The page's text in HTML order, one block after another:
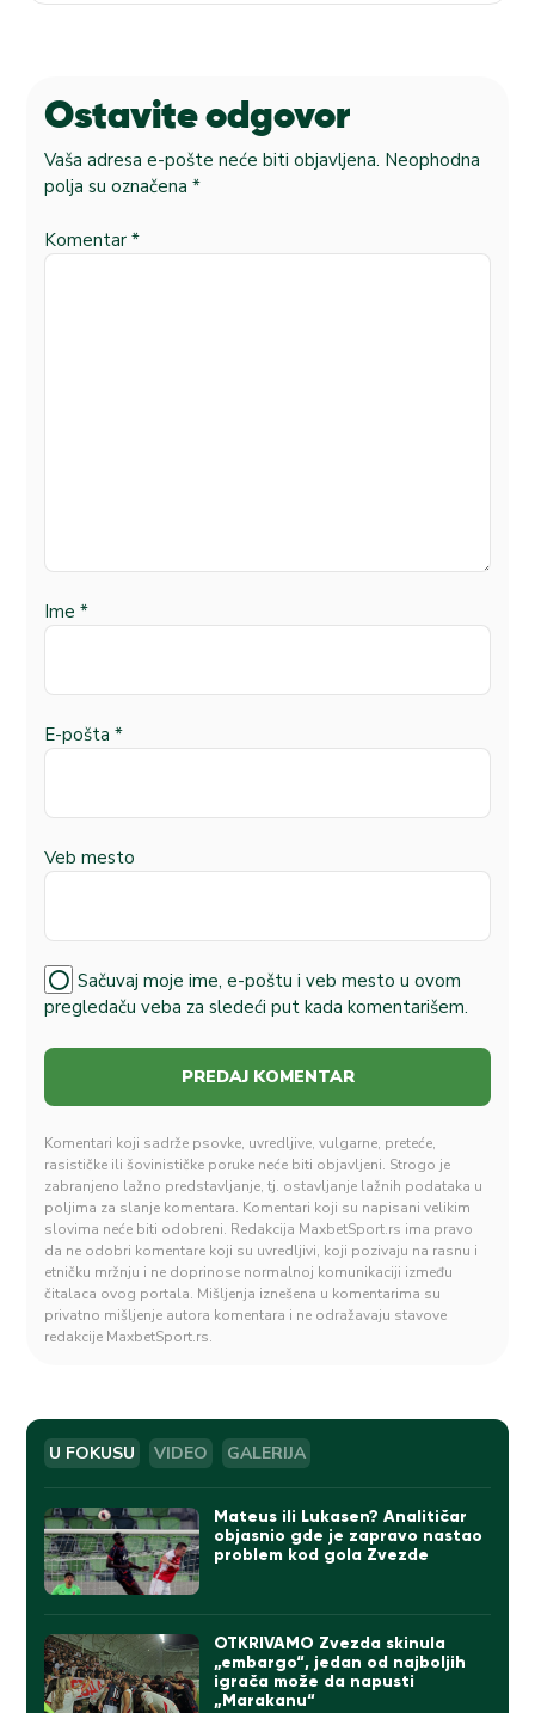
Ostavite odgovor
Vaša adresa e-pošte neće biti objavljena. Neophodna
polja su označena *
Komentar *
Ime *
E-pošta *
Veb mesto
Sačuvaj moje ime, e-poštu i veb mesto u ovom
pregledaču veba za sledeći put kada komentarišem.
Komentari koji sadrže psovke, uvredljive, vulgarne, preteće,
rasističke ili šovinističke poruke neće biti objavljeni. Strogo je
zabranjeno lažno predstavljanje, tj. ostavljanje lažnih podataka u
poljima za slanje komentara. Komentari koji su napisani velikim
slovima neće biti odobreni. Redakcija MaxbetSport.rs ima pravo
da ne odobri komentare koji su uvredljivi, koji pozivaju na rasnu i
etničku mržnju i ne doprinose normalnoj komunikaciji između
čitalaca ovog portala. Mišljenja iznešena u komentarima su
privatno mišljenje autora komentara i ne odražavaju stavove
redakcije MaxbetSport.rs.
U FOKUSU VIDEO GALERIJA
Mateus ili Lukasen? Analitičar
objasnio gde je zapravo nastao
problem kod gola Zvezde
OTKRIVAMO Zvezda skinula
„embargo“, jedan od najboljih
igrača može da napusti
„Marakanu“